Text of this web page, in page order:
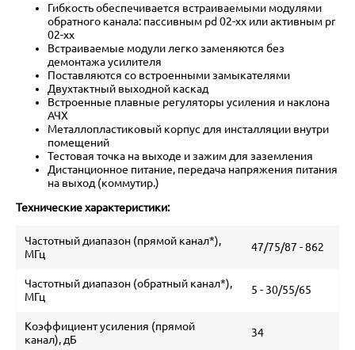
Гибкость обеспечивается встраиваемыми модулями
обратного канала: пассивным pd 02-xx или активным pr
02-xx
Встраиваемые модули легко заменяются без
демонтажа усилителя
Поставляются со встроенными замыкателями
Двухтактный выходной каскад
Встроенные плавные регуляторы усиления и наклона
АЧХ
Металлопластиковый корпус для инсталляции внутри
помещений
Тестовая точка на выходе и зажим для заземления
Дистанционное питание, передача напряжения питания
на выход (коммутир.)
Технические характеристики:
Частотный диапазон (прямой канал*),
МГц
47/75/87 - 862
Частотный диапазон (обратный канал*),
МГц
5 - 30/55/65
Коэффициент усиления (прямой
канал), дБ
34